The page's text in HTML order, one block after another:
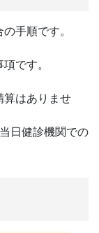
手順です。
です。
算はありませ
日健診機関での